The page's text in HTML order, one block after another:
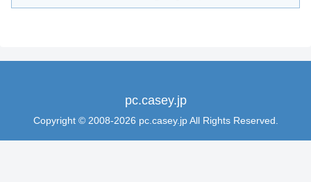
pc.casey.jp
Copyright © 2008-2026 pc.casey.jp All Rights Reserved.